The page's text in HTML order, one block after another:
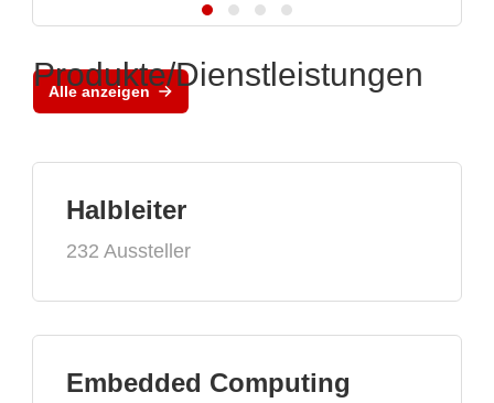
Alle anzeigen
Produkte/Dienstleistungen
Halbleiter
232 Aussteller
Embedded Computing